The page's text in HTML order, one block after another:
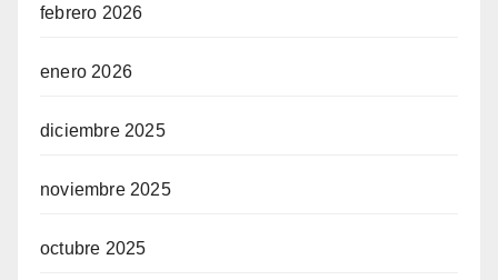
febrero 2026
enero 2026
diciembre 2025
noviembre 2025
octubre 2025